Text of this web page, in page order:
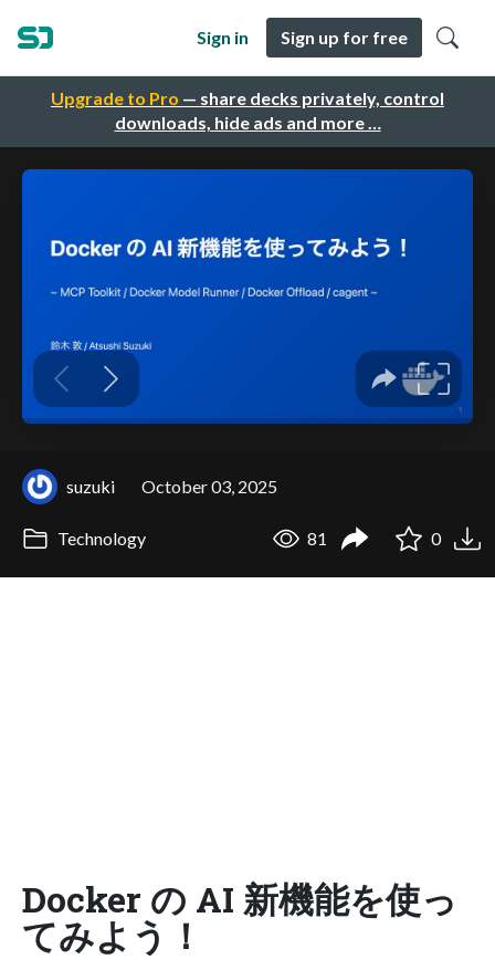
Upgrade to Pro — share decks privately, control
downloads, hide ads and more …
Sign in Sign up for free
suzuki October 03, 2025
Technology 81 0
Docker の AI 新機能を使っ
てみよう！